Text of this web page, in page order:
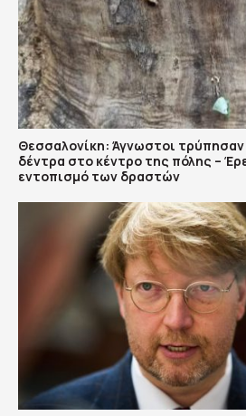
Θεσσαλονίκη: Άγνωστοι τρύπησαν
δέντρα στο κέντρο της πόλης –
εντοπισμό των δραστών